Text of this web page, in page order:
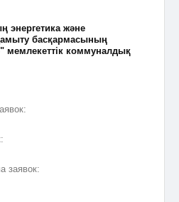
энергетика және
басқармасының
мемлекеттік коммуналдық
заявок: